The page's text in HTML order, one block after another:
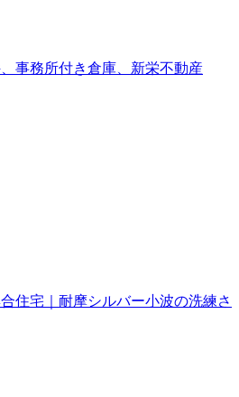
事務所付き倉庫、新栄不動産
住宅｜耐摩シルバー小波の洗練さ